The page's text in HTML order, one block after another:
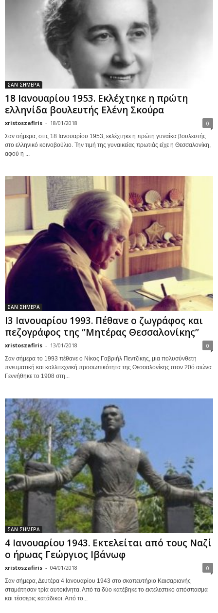
ΣΑΝ ΣΗΜΕΡΑ
18 Ιανουαρίου 1953. Εκλέχτηκε η πρώτη
ελληνίδα βουλευτής Ελένη Σκούρα
xristoszafiris - 18/01/2018 0
Σαν σήμερα, στις 18 Ιανουαρίου 1953, εκλέχτηκε η πρώτη γυναίκα βουλευτής
στο ελληνικό κοινοβούλιο. Την τιμή της γυναικείας πρωτιάς είχε η Θεσσαλονίκη,
αφού η ...
ΣΑΝ ΣΗΜΕΡΑ
Ι3 Ιανουαρίου 1993. Πέθανε ο ζωγράφος και
πεζογράφος της ‘’Μητέρας Θεσσαλονίκης’’
xristoszafiris - 13/01/2018 0
Σαν σήμερα το 1993 πέθανε ο Νίκος Γαβριήλ Πεντζίκης, μια πολυσύνθετη
πνευματική και καλλιτεχνική προσωπικότητα της Θεσσαλονίκης στον 20ό αιώνα.
Γεννήθηκε το 1908 στη...
ΣΑΝ ΣΗΜΕΡΑ
4 Ιανουαρίου 1943. Εκτελείται από τους Ναζί
ο ήρωας Γεώργιος Ιβάνωφ
xristoszafiris - 04/01/2018 0
Σαν σήμερα, Δευτέρα 4 Ιανουαρίου 1943 στο σκοπευτήριο Καισαριανής
σταμάτησαν τρία αυτοκίνητα. Από τα δύο κατέβηκε το εκτελεστικό απόσπασμα
και τέσσερις κατάδικοι. Από το...